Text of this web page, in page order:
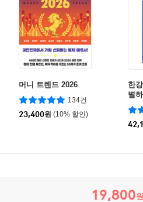
머니 트렌드 2026
134건
23,400원 (10% 할인)
한
별
『
19,800원